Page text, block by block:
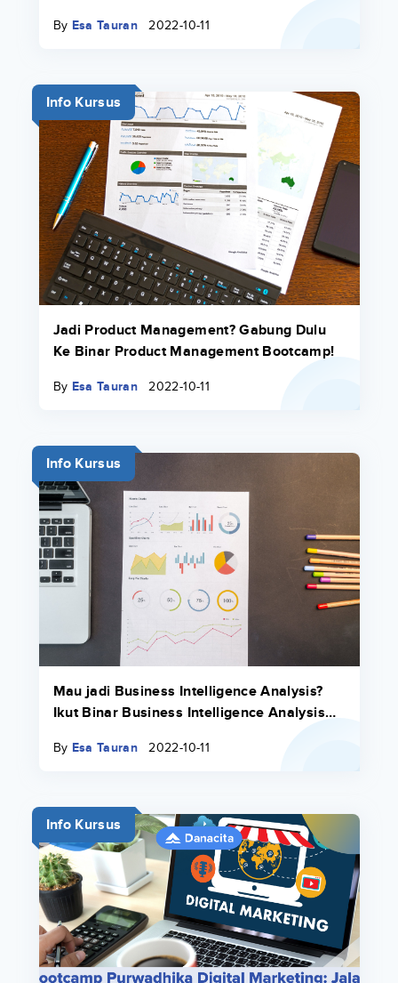
By Esa Tauran 2022-10-11
Info Kursus
Jadi Product Management? Gabung Dulu
Ke Binar Product Management Bootcamp!
By Esa Tauran 2022-10-11
Info Kursus
Mau jadi Business Intelligence Analysis?
Ikut Binar Business Intelligence Analysis
By Esa Tauran 2022-10-11
Info Kursus